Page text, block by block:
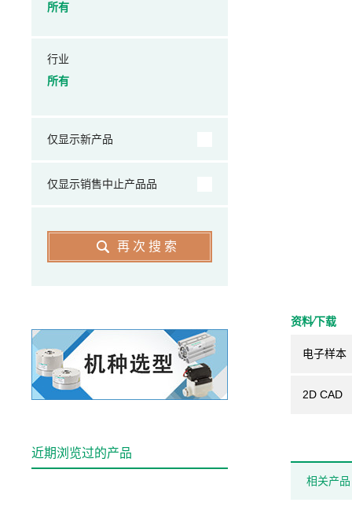
资料⁄下载
电子样本
2D CAD
相关产品
所有
行业
所有
仅显示新产品
仅显示销售中止产品品
再次搜索
近期浏览过的产品